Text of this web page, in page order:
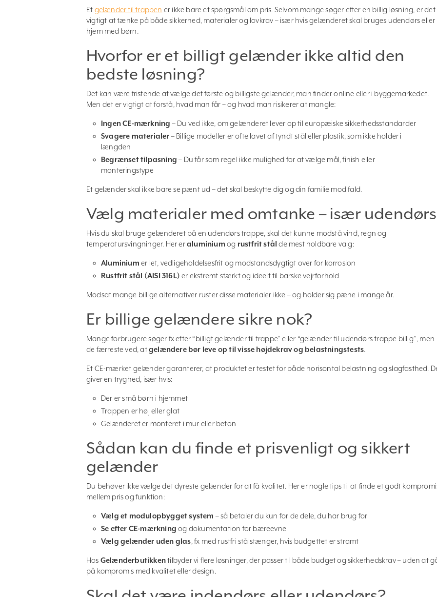
Et gelænder til trappen er ikke bare et spørgsmål om pris. Selvom mange søger efter en billig løsning, er det
vigtigt at tænke på både sikkerhed, materialer og lovkrav – især hvis gelænderet skal bruges udendørs eller
hjem med børn.
Hvorfor er et billigt gelænder ikke altid den
bedste løsning?
Det kan være fristende at vælge det første og billigste gelænder, man finder online eller i byggemarkedet.
Men det er vigtigt at forstå, hvad man får – og hvad man risikerer at mangle:
Ingen CE-mærkning – Du ved ikke, om gelænderet lever op til europæiske sikkerhedsstandarder
Svagere materialer – Billige modeller er ofte lavet af tyndt stål eller plastik, som ikke holder i
længden
Begrænset tilpasning – Du får som regel ikke mulighed for at vælge mål, finish eller
monteringstype
Et gelænder skal ikke bare se pænt ud – det skal beskytte dig og din familie mod fald.
Vælg materialer med omtanke – især udendørs
Hvis du skal bruge gelænderet på en udendørs trappe, skal det kunne modstå vind, regn og
temperatursvingninger. Her eraluminium og rustfrit stål de mest holdbare valg:
Aluminium er let, vedligeholdelsesfrit og modstandsdygtigt over for korrosion
Rustfrit stål (AISI 316L) er ekstremt stærkt og ideelt til barske vejrforhold
Modsat mange billige alternativer ruster disse materialer ikke – og holder sig pæne i mange år.
Er billige gelændere sikre nok?
Mange forbrugere søger fx efter “billigt gelænder til trappe” eller “gelænder til udendørs trappe billig”, men
de færreste ved, atgelændere bør leve op til visse højdekrav og belastningstests
Et CE-mærket gelænder garanterer, at produktet er testet for både horisontal belastning og slagfasthed.
giver en tryghed, især hvis:
Der er små børn i hjemmet
Trappen er høj eller glat
Gelænderet er monteret i mur eller beton
Sådan kan du finde et prisvenligt og sikkert
gelænder
Du behøver ikke vælge det dyreste gelænder for at få kvalitet. Her er nogle tips til at finde et godt
mellem pris og funktion:
Vælg et modulopbygget system – så betaler du kun for de dele, du har brug for
Se efter CE-mærkning og dokumentation for bæreevne
Vælg gelænder uden glas , fx med rustfri stålstænger, hvis budgettet er stramt
Hos Gelænderbutikkentilbyder vi flere løsninger, der passer til både budget og sikkerhedskrav – uden at
på kompromis med kvalitet eller design.